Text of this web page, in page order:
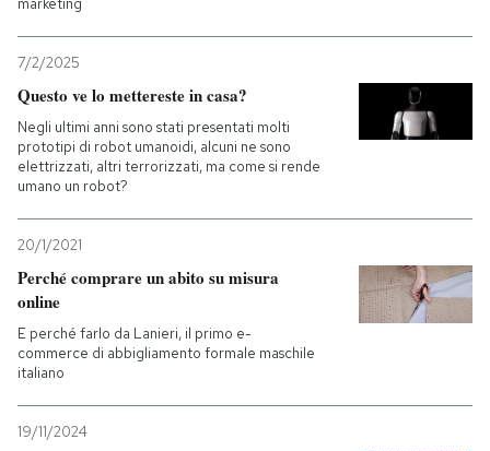
marketing
7/2/2025
Questo ve lo mettereste in casa?
Negli ultimi anni sono stati presentati molti
prototipi di robot umanoidi, alcuni ne sono
elettrizzati, altri terrorizzati, ma come si rende
umano un robot?
20/1/2021
Perché comprare un abito su misura
online
E perché farlo da Lanieri, il primo e-
commerce di abbigliamento formale maschile
italiano
19/11/2024